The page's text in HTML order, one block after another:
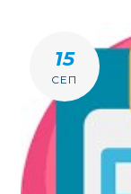
15
СЕП